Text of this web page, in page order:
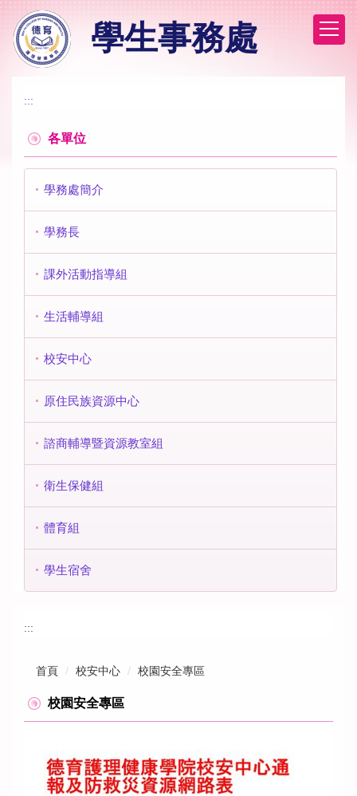
到
主
學生事務處
:::
各單位
學務處簡介
學務長
課外活動指導組
生活輔導組
校安中心
原住民族資源中心
諮商輔導暨資源教室組
衛生保健組
體育組
學生宿舍
:::
首頁 校安中心 校園安全專區
校園安全專區